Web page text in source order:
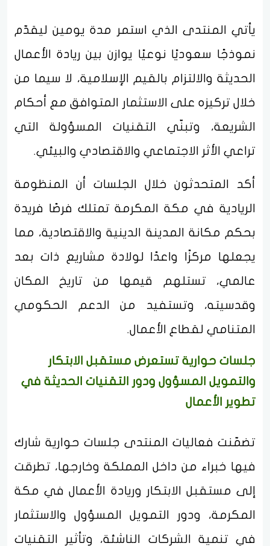
يأتي المنتدى الذي استمر مدة يومين ليقدّم
نموذجًا سعوديًا نوعيًا يوازن بين ريادة الأعمال
الحديثة والالتزام بالقيم الإسلامية، لا سيما من
خلال تركيزه على الاستثمار المتوافق مع أحكام
الشريعة، وتبنّي التقنيات المسؤولة التي
تراعي الأثر الاجتماعي والاقتصادي والبيئي.
أكد المتحدثون خلال الجلسات أن المنظومة
الريادية في مكة المكرمة تمتلك فرصًا فريدة
بحكم مكانة المدينة الدينية والاقتصادية، مما
يجعلها مركزًا واعدًا لولادة مشاريع ذات بعد
عالمي، تستلهم قيمها من تاريخ المكان
وقدسيته، وتستفيد من الدعم الحكومي
المتنامي لقطاع الأعمال.
جلسات حوارية تستعرض مستقبل الابتكار
والتمويل المسؤول ودور التقنيات الحديثة في
تطوير الأعمال
تضمّنت فعاليات المنتدى جلسات حوارية شارك
فيها خبراء من داخل المملكة وخارجها، تطرقت
إلى مستقبل الابتكار وريادة الأعمال في مكة
المكرمة، ودور التمويل المسؤول والاستثمار
في تنمية الشركات الناشئة، وتأثير التقنيات